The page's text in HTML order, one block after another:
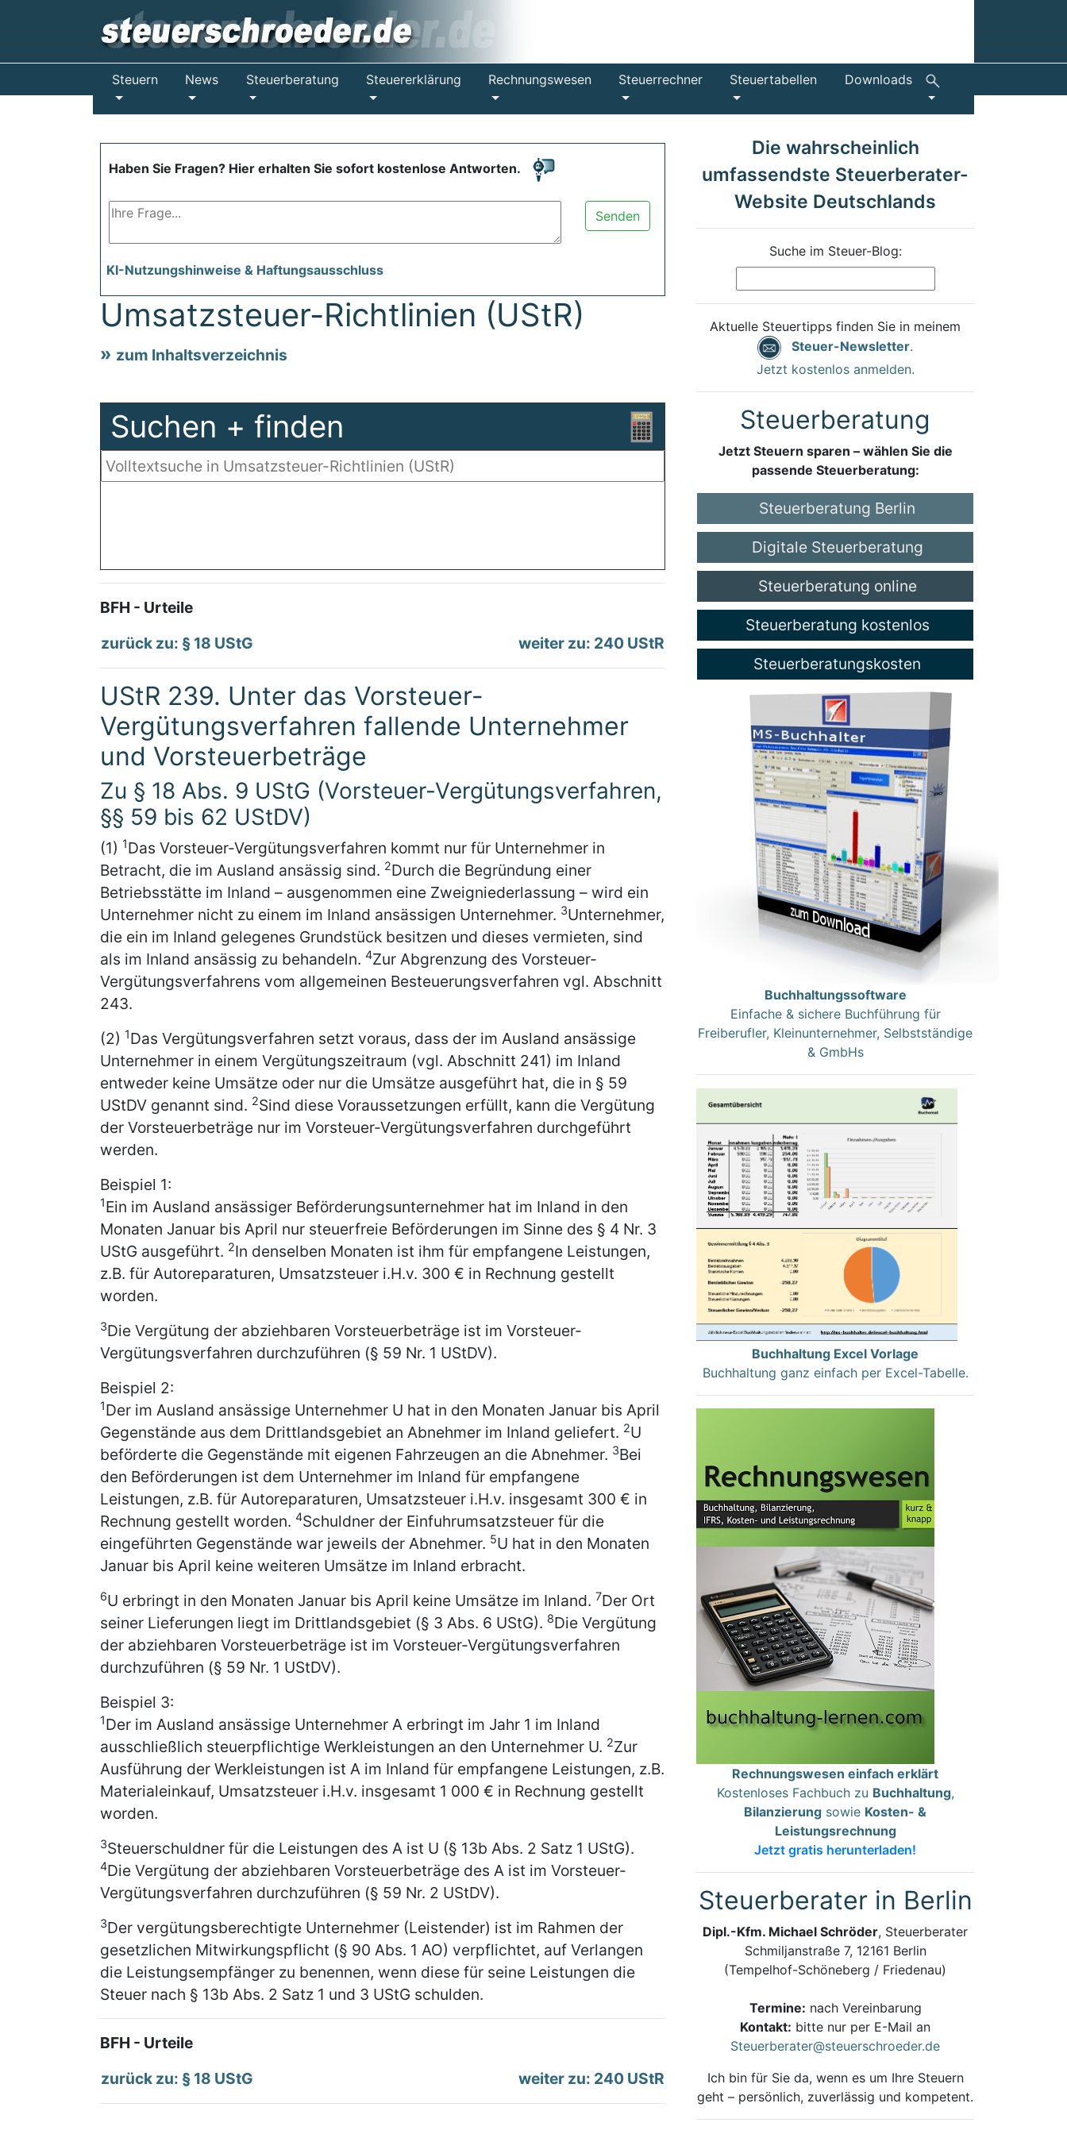
Steuern News Steuerberatung Steuererklärung Rechnungswesen Steuerrechner Steuertabellen Downloads
Haben Sie Fragen? Hier erhalten Sie sofort kostenlose Antworten.
Senden
KI-Nutzungshinweise & Haftungsausschluss
Umsatzsteuer-Richtlinien (UStR)
zum Inhaltsverzeichnis
Suchen + finden
BFH - Urteile
zurück zu: § 18 UStG
weiter zu: 240 UStR
UStR 239. Unter das Vorsteuer-
Vergütungsverfahren fallende Unternehmer
und Vorsteuerbeträge
Zu § 18 Abs. 9 UStG (Vorsteuer-Vergütungsverfahren,
§§ 59 bis 62 UStDV)
(1) 1Das Vorsteuer-Vergütungsverfahren kommt nur für Unternehmer in
Betracht, die im Ausland ansässig sind. 2Durch die Begründung einer
Betriebsstätte im Inland – ausgenommen eine Zweigniederlassung – wird ein
Unternehmer nicht zu einem im Inland ansässigen Unternehmer. 3Unternehmer,
die ein im Inland gelegenes Grundstück besitzen und dieses vermieten, sind
als im Inland ansässig zu behandeln. 4Zur Abgrenzung des Vorsteuer-
Vergütungsverfahrens vom allgemeinen Besteuerungsverfahren vgl. Abschnitt
243.
(2) 1Das Vergütungsverfahren setzt voraus, dass der im Ausland ansässige
Unternehmer in einem Vergütungszeitraum (vgl. Abschnitt 241) im Inland
entweder keine Umsätze oder nur die Umsätze ausgeführt hat, die in § 59
UStDV genannt sind. 2Sind diese Voraussetzungen erfüllt, kann die Vergütung
der Vorsteuerbeträge nur im Vorsteuer-Vergütungsverfahren durchgeführt
werden.
Beispiel 1:
1Ein im Ausland ansässiger Beförderungsunternehmer hat im Inland in den
Monaten Januar bis April nur steuerfreie Beförderungen im Sinne des § 4 Nr. 3
UStG ausgeführt. 2In denselben Monaten ist ihm für empfangene Leistungen,
z.B. für Autoreparaturen, Umsatzsteuer i.H.v. 300 € in Rechnung gestellt
worden.
3Die Vergütung der abziehbaren Vorsteuerbeträge ist im Vorsteuer-
Vergütungsverfahren durchzuführen (§ 59 Nr. 1 UStDV).
Beispiel 2:
1Der im Ausland ansässige Unternehmer U hat in den Monaten Januar bis April
Gegenstände aus dem Drittlandsgebiet an Abnehmer im Inland geliefert. 2U
beförderte die Gegenstände mit eigenen Fahrzeugen an die Abnehmer. 3Bei
den Beförderungen ist dem Unternehmer im Inland für empfangene
Leistungen, z.B. für Autoreparaturen, Umsatzsteuer i.H.v. insgesamt 300 € in
Rechnung gestellt worden. 4Schuldner der Einfuhrumsatzsteuer für die
eingeführten Gegenstände war jeweils der Abnehmer. 5U hat in den Monaten
Januar bis April keine weiteren Umsätze im Inland erbracht.
6U erbringt in den Monaten Januar bis April keine Umsätze im Inland. 7Der Ort
seiner Lieferungen liegt im Drittlandsgebiet (§ 3 Abs. 6 UStG). 8Die Vergütung
der abziehbaren Vorsteuerbeträge ist im Vorsteuer-Vergütungsverfahren
durchzuführen (§ 59 Nr. 1 UStDV).
Beispiel 3:
1Der im Ausland ansässige Unternehmer A erbringt im Jahr 1 im Inland
ausschließlich steuerpflichtige Werkleistungen an den Unternehmer U. 2Zur
Ausführung der Werkleistungen ist A im Inland für empfangene Leistungen, z.B.
Materialeinkauf, Umsatzsteuer i.H.v. insgesamt 1 000 € in Rechnung gestellt
worden.
3Steuerschuldner für die Leistungen des A ist U (§ 13b Abs. 2 Satz 1 UStG).
4Die Vergütung der abziehbaren Vorsteuerbeträge des A ist im Vorsteuer-
Vergütungsverfahren durchzuführen (§ 59 Nr. 2 UStDV).
3Der vergütungsberechtigte Unternehmer (Leistender) ist im Rahmen der
gesetzlichen Mitwirkungspflicht (§ 90 Abs. 1 AO) verpflichtet, auf Verlangen
die Leistungsempfänger zu benennen, wenn diese für seine Leistungen die
Steuer nach § 13b Abs. 2 Satz 1 und 3 UStG schulden.
BFH - Urteile
zurück zu: § 18 UStG
weiter zu: 240 UStR
Die wahrscheinlich
umfassendste Steuerberater-
Website Deutschlands
Suche im Steuer-Blog:
Aktuelle Steuertipps finden Sie in meinem
Steuer-Newsletter.
Jetzt kostenlos anmelden.
Steuerberatung
Jetzt Steuern sparen – wählen Sie die
passende Steuerberatung:
Steuerberatung Berlin
Digitale Steuerberatung
Steuerberatung online
Steuerberatung kostenlos
Steuerberatungskosten
Buchhaltungssoftware
Einfache & sichere Buchführung für
Freiberufler, Kleinunternehmer, Selbstständige
& GmbHs
Buchhaltung Excel Vorlage
Buchhaltung ganz einfach per Excel-Tabelle.
Rechnungswesen einfach erklärt
Kostenloses Fachbuch zu Buchhaltung,
Bilanzierung sowie Kosten- &
Leistungsrechnung
Jetzt gratis herunterladen!
Steuerberater in Berlin
Dipl.-Kfm. Michael Schröder, Steuerberater
Schmiljanstraße 7, 12161 Berlin
(Tempelhof-Schöneberg / Friedenau)
Termine: nach Vereinbarung
Kontakt: bitte nur per E-Mail an
Steuerberater@steuerschroeder.de
Ich bin für Sie da, wenn es um Ihre Steuern
geht – persönlich, zuverlässig und kompetent.